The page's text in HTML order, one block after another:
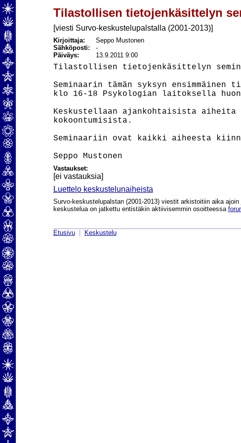
Tilastollisen tietojenkäsittelyn
[viesti Survo-keskustelupalstalla (2001-2013)]
Kirjoittaja:
Seppo Mustonen
Sähköposti: -
Päiväys:
13.9.2011 9:00
Tilastollisen tietojenkäsittelyn
Seminaarin tämän syksyn
klo 16-18 Psykologian laitoksella
Keskustellaan ajankohtaisista
kokoontumisista.
Seminaariin ovat kaikki aiheesta
Vastaukset:
[ei vastauksia]
Luettelo keskustelunaiheista
Survo-keskustelupalstan (2001-2013) viestit arkistoitiin aika ajoin
keskustelua on jatkettu entistäkin aktiivisemmin osoitteessa
Etusivu| Keskustelu